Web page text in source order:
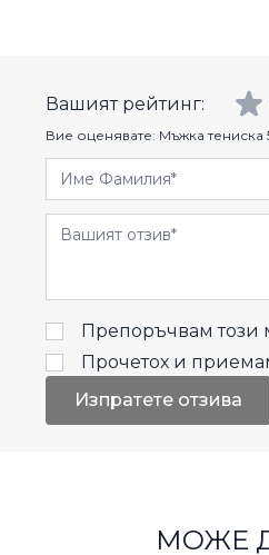
Вашият рейтинг:
Вие оценявате: Мъжка тениска
Име Фамилия
Отзиви
Препоръчвам този
Прочетох и
Изпратете отзива
МОЖЕ